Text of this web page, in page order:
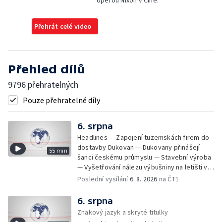
Přehrát celé video
Přehled dílů
9796 přehratelných
Pouze přehratelné díly
55 min
6. srpna
Headlines — Zapojení tuzemskách firem do
dostavby Dukovan — Dukovany přinášejí
šanci českému průmyslu — Stavební výroba
— Vyšetřování nálezu výbušniny na letišti v
Lipsku — Bourání torza vyhořelé budovy ve
Omezování spotřeby vody v Jihlavě — Čistý
zisk bank — Jednání o ukončení bojů na
Blízkém východě — Opakované údery na
Poslední vysílání6. 8. 2026 na ČT1
6. srpna
Znakový jazyk a skryté titulky